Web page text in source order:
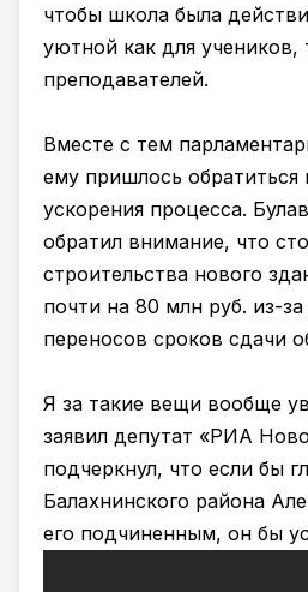
чтобы школа была
уютной как для учеников,
преподавателей.
Вместе с тем
ему пришлось обратиться
ускорения процесса.
обратил внимание, что
строительства нового
почти на 80 млн руб. из-
переносов сроков сдачи
Я за такие вещи вообще
заявил депутат «РИА
подчеркнул, что если бы
Балахнинского района
его подчиненным, он бы